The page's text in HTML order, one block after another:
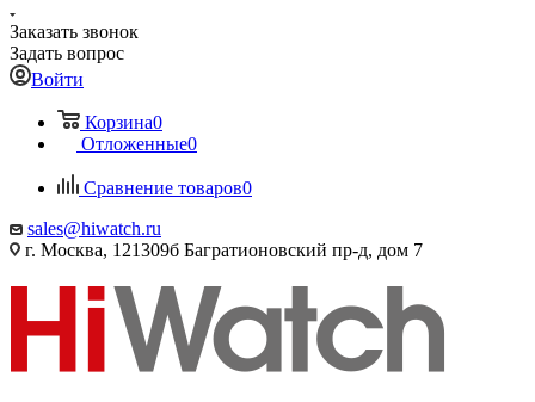
Заказать звонок
Задать вопрос
Войти
Корзина0
Отложенные0
Сравнение товаров0
sales@hiwatch.ru
г. Москва, 121309б Багратионовский пр-д, дом 7